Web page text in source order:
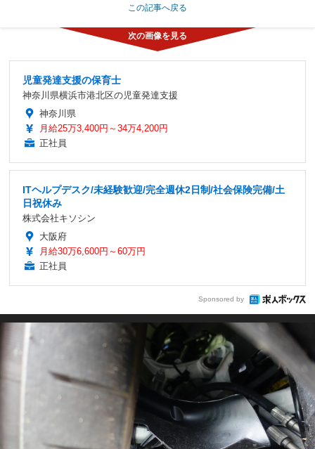
この記事へ戻る
児童発達支援の保育士
神奈川県横浜市港北区の児童発達支援
神奈川県
月給25万3,400円～34万4,200円
正社員
ITヘルプデスク/未経験歓迎/完全週休2日制/社会保険完備/土
日祝休み
株式会社キソシン
大阪府
月給30万6,600円～60万円
正社員
Sponsored by